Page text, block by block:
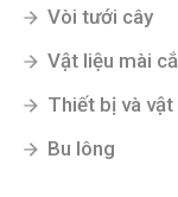
Danh mục bán